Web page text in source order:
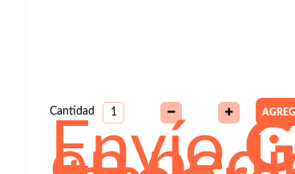
Cantidad
Envío